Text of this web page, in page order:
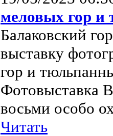
меловых гор и
Балаковский
выставку
гор и
Фотовыставка
восьми особо
Читать